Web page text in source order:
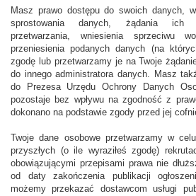
Masz prawo dostępu do swoich danych,
sprostowania danych, żądania ich
przetwarzania, wniesienia sprzeciwu
przeniesienia podanych danych (na
zgodę lub przetwarzamy je na Twoje
do innego administratora danych. Masz
do Prezesa Urzędu Ochrony Danych
pozostaje bez wpływu na zgodność z
dokonano na podstawie zgody przed jej
Twoje dane osobowe przetwarzamy w
przyszłych (o ile wyraziłeś zgodę)
obowiązującymi przepisami prawa nie
od daty zakończenia publikacji
możemy przekazać dostawcom usługi